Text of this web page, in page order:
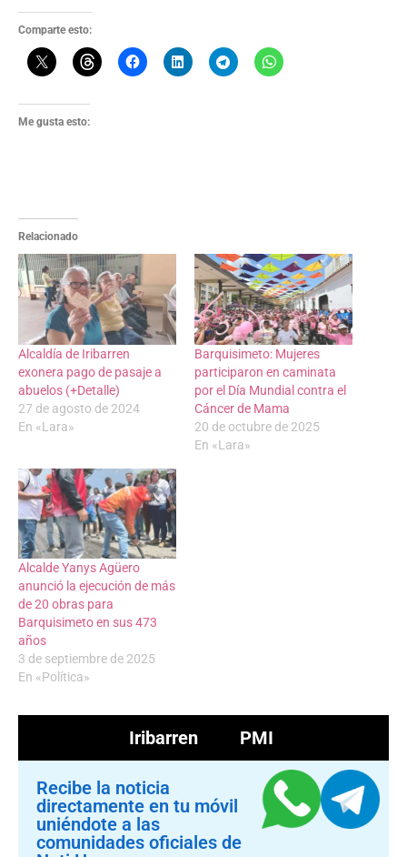
Comparte esto:
Me gusta esto:
Relacionado
Alcaldía de Iribarren
exonera pago de pasaje a
abuelos (+Detalle)
27 de agosto de 2024
En «Lara»
Barquisimeto: Mujeres
participaron en caminata
por el Día Mundial contra el
Cáncer de Mama
20 de octubre de 2025
En «Lara»
Alcalde Yanys Agüero
anunció la ejecución de más
de 20 obras para
Barquisimeto en sus 473
años
3 de septiembre de 2025
En «Política»
Iribarren PMI
Recibe la noticia
directamente en tu móvil
uniéndote a las
comunidades oficiales de